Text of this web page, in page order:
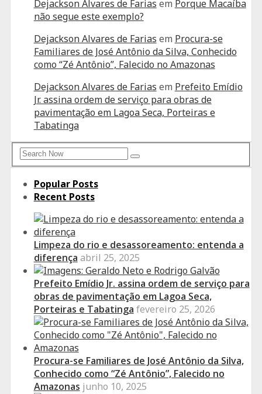
Dejackson Alvares de Farias em Porque Macaíba
não segue este exemplo?
Dejackson Alvares de Farias em Procura-se
Familiares de José Antônio da Silva, Conhecido
como “Zé Antônio”, Falecido no Amazonas
Dejackson Alvares de Farias em Prefeito Emídio
Jr. assina ordem de serviço para obras de
pavimentação em Lagoa Seca, Porteiras e
Tabatinga
Search
for:
Search
Popular Posts
Recent Posts
Limpeza do rio e desassoreamento: entenda a
diferença abril 25, 2025
Prefeito Emídio Jr. assina ordem de serviço para
obras de pavimentação em Lagoa Seca,
Porteiras e Tabatinga fevereiro 25, 2026
Procura-se Familiares de José Antônio da Silva,
Conhecido como “Zé Antônio”, Falecido no
Amazonas junho 10, 2025